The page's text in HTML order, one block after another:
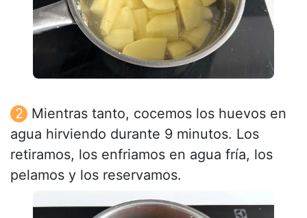
Mientras tanto, cocemos los huevos en
agua hirviendo durante 9 minutos. Los
retiramos, los enfriamos en agua fría, los
pelamos y los reservamos.